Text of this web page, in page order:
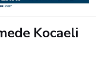
Kocaeli